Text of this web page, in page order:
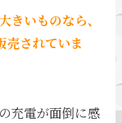
きいものなら、
売されていま
充電が面倒に感